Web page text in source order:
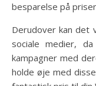
besparelse på
Derudover kan det
sociale medier,
kampagner med
holde øje med